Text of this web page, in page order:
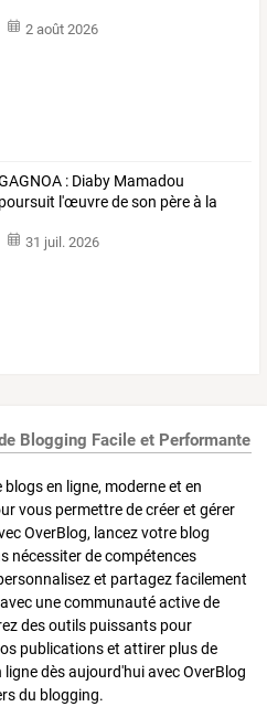
2 août 2026
: Diaby Mamadou
poursuit l'œuvredeson pèreà la
31 juil. 2026
Blogging Facile et Performante
en ligne, moderne et en
vous permettre de créer et gérer
OverBlog, lancez votre blog
nécessiter de compétences
et partagez facilement
une communauté active de
des outils puissants pour
publications et attirer plus de
dès aujourd'hui avec OverBlog
du blogging.